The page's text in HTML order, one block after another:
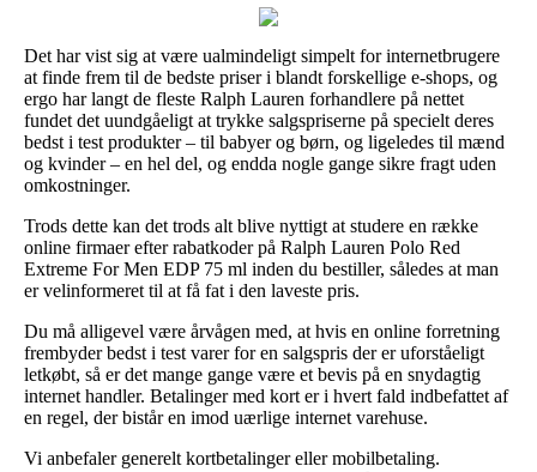
Det har vist sig at være ualmindeligt simpelt for internetbrugere
at finde frem til de bedste priser i blandt forskellige e-shops, og
ergo har langt de fleste Ralph Lauren forhandlere på nettet
fundet det uundgåeligt at trykke salgspriserne på specielt deres
bedst i test produkter – til babyer og børn, og ligeledes til mænd
og kvinder – en hel del, og endda nogle gange sikre fragt uden
omkostninger.
Trods dette kan det trods alt blive nyttigt at studere en række
online firmaer efter rabatkoder på Ralph Lauren Polo Red
Extreme For Men EDP 75 ml inden du bestiller, således at man
er velinformeret til at få fat i den laveste pris.
Du må alligevel være årvågen med, at hvis en online forretning
frembyder bedst i test varer for en salgspris der er uforståeligt
letkøbt, så er det mange gange være et bevis på en snydagtig
internet handler. Betalinger med kort er i hvert fald indbefattet af
en regel, der bistår en imod uærlige internet varehuse.
Vi anbefaler generelt kortbetalinger eller mobilbetaling.